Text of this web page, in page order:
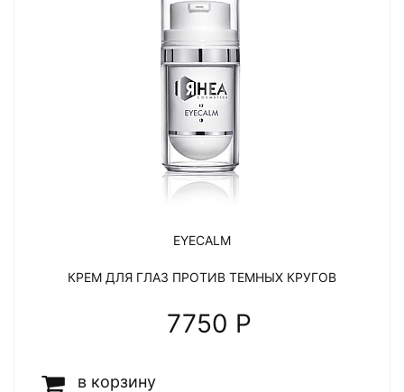
EYECALM
КРЕМ ДЛЯ ГЛАЗ ПРОТИВ ТЕМНЫХ КРУГОВ
7750 P
в корзину